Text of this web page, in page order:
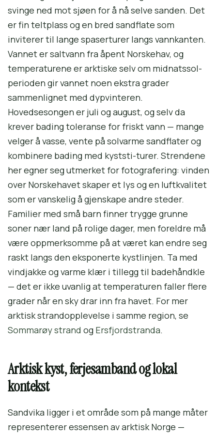
svinge ned mot sjøen for å nå selve sanden. Det
er fin teltplass og en bred sandflate som
inviterer til lange spaserturer langs vannkanten.
Vannet er saltvann fra åpent Norskehav, og
temperaturene er arktiske selv om midnatssol-
perioden gir vannet noen ekstra grader
sammenlignet med dypvinteren.
Hovedsesongen er juli og august, og selv da
krever bading toleranse for friskt vann — mange
velger å vasse, vente på solvarme sandflater og
kombinere bading med kyststi-turer. Strendene
her egner seg utmerket for fotografering: vinden
over Norskehavet skaper et lys og en luftkvalitet
som er vanskelig å gjenskape andre steder.
Familier med små barn finner trygge grunne
soner nær land på rolige dager, men foreldre må
være oppmerksomme på at været kan endre seg
raskt langs den eksponerte kystlinjen. Ta med
vindjakke og varme klær i tillegg til badehåndkle
— det er ikke uvanlig at temperaturen faller flere
grader når en sky drar inn fra havet. For mer
arktisk strandopplevelse i samme region, se
Sommarøy strand og Ersfjordstranda.
Arktisk kyst, ferjesamband og lokal
kontekst
Sandvika ligger i et område som på mange måter
representerer essensen av arktisk Norge —